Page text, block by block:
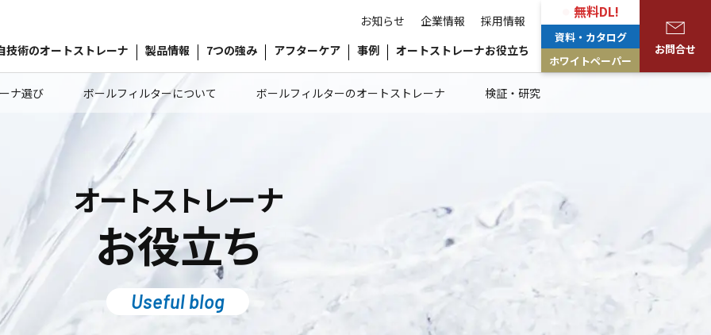
お知らせ 企業情報
採用情報
技術のオートストレーナ
製品情報 7つの強み アフターケア 事例 オートストレーナお役立ち
無料DL!
資料・カタログ
ホワイトペーパー
お問合せ
ナ選び ボールフィルターについて ボールフィルターのオートストレーナ 検証・研究
オートストレーナ
お役立ち
Useful blog